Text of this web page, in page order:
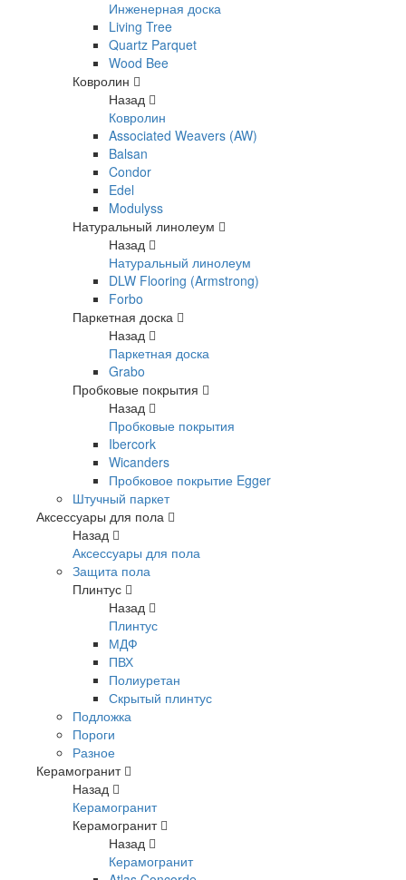
Инженерная доска
Living Tree
Quartz Parquet
Wood Bee
Ковролин
Назад
Ковролин
Associated Weavers (AW)
Balsan
Condor
Edel
Modulyss
Натуральный линолеум
Назад
Натуральный линолеум
DLW Flooring (Armstrong)
Forbo
Паркетная доска
Назад
Паркетная доска
Grabo
Пробковые покрытия
Назад
Пробковые покрытия
Ibercork
Wicanders
Пробковое покрытие Egger
Штучный паркет
Аксессуары для пола
Назад
Аксессуары для пола
Защита пола
Плинтус
Назад
Плинтус
МДФ
ПВХ
Полиуретан
Скрытый плинтус
Подложка
Пороги
Разное
Керамогранит
Назад
Керамогранит
Керамогранит
Назад
Керамогранит